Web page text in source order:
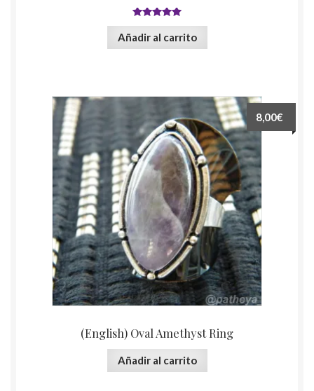
5de 5
Añadir al carrito
(English) Oval Amethyst Ring
8,00€
Añadir al carrito